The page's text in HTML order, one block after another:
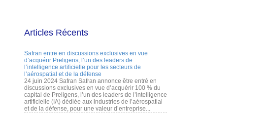
Articles Récents
Safran entre en discussions exclusives en vue
d’acquérir Preligens, l’un des leaders de
l’intelligence artificielle pour les secteurs de
l’aérospatial et de la défense
24 juin 2024 Safran Safran annonce être entré en
discussions exclusives en vue d’acquérir 100 % du
capital de Preligens, l’un des leaders de l’intelligence
artificielle (IA) dédiée aux industries de l’aérospatial
et de la défense, pour une valeur d’entreprise...